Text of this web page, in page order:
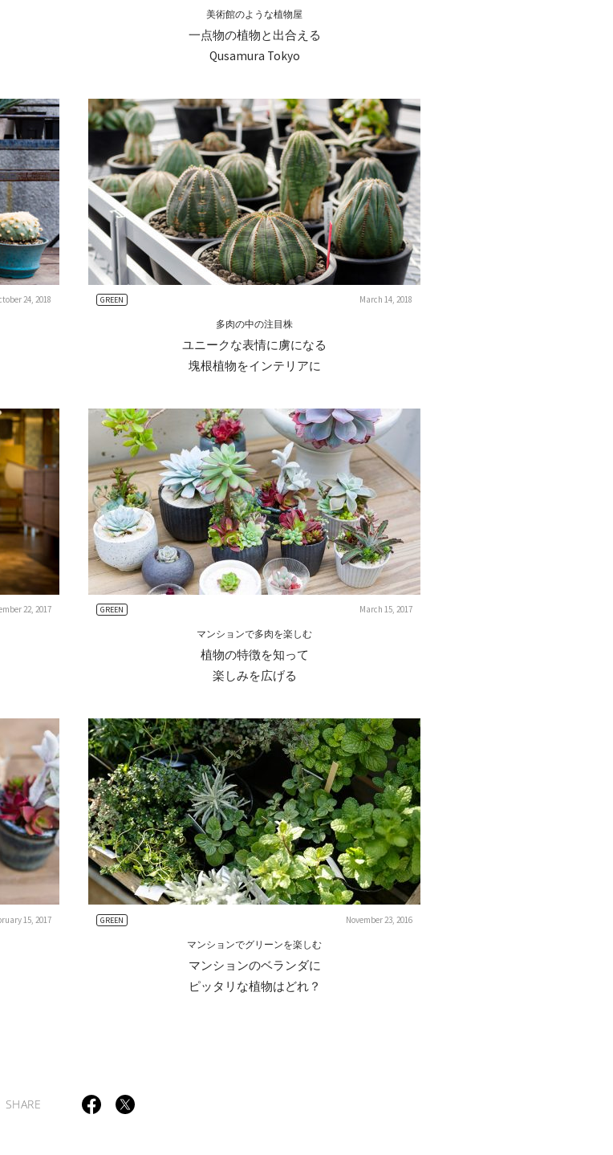
美術館のような植物屋
一点物の植物と出合える
Qusamura Tokyo
24, 2018 GREEN March 14, 2018
多肉の中の注目株
ユニークな表情に虜になる
塊根植物をインテリアに
22, 2017 GREEN March 15, 2017
マンションで多肉を楽しむ
植物の特徴を知って
楽しみを広げる
15, 2017 GREEN November 23, 2016
マンションでグリーンを楽しむ
マンションのベランダに
ピッタリな植物はどれ？
SHARE